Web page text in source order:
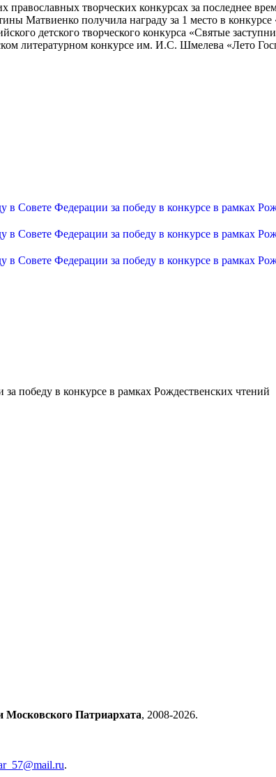
творческих конкурсах за последнее
Матвиенко получила награду за 1 место в
детского творческого конкурса «Святые
литературном конкурсе им. И.С. Шмелева «Лето
победу в конкурсе в рамках Рождественских чтений
Патриархата, 2008-2026.
.